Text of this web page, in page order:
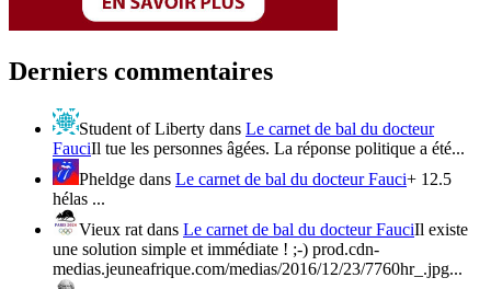
Derniers commentaires
Student of Liberty dans Le carnet de bal du docteur
FauciIl tue les personnes âgées. La réponse politique a été...
Pheldge dans Le carnet de bal du docteur Fauci+ 12.5
hélas ...
Vieux rat dans Le carnet de bal du docteur FauciIl existe
une solution simple et immédiate ! ;-) prod.cdn-
medias.jeuneafrique.com/medias/2016/12/23/7760hr_.jpg...